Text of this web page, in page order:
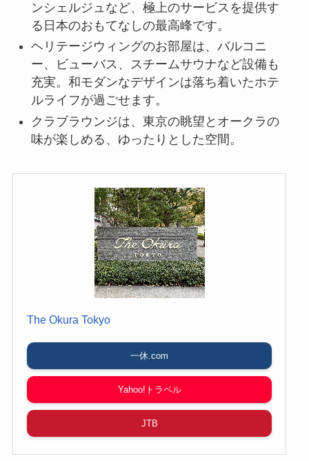
ンシェルジュなど、極上のサービスを提供す
る日本のおもてなしの最高峰です。
ヘリテージウィングのお部屋は、バルコニ
ー、ビューバス、スチームサウナなど設備も
充実。和モダンなデザインは落ち着いたホテ
ルライフが過ごせます。
クラブラウンジは、東京の眺望とオークラの
味が楽しめる、ゆったりとした空間。
The Okura Tokyo
一休.com
Yahoo!トラベル
JTB